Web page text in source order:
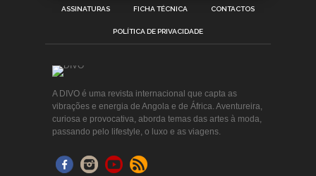
ASSINATURAS FICHA TÉCNICA CONTACTOS
POLÍTICA DE PRIVACIDADE
A DIVO é uma revista internacional que capta as
vibrações e energia de Angola e de África. Aventureira,
curiosa e provocativa, aborda temas das artes à moda,
passando pelo lifestyle, o luxo e as viagens.